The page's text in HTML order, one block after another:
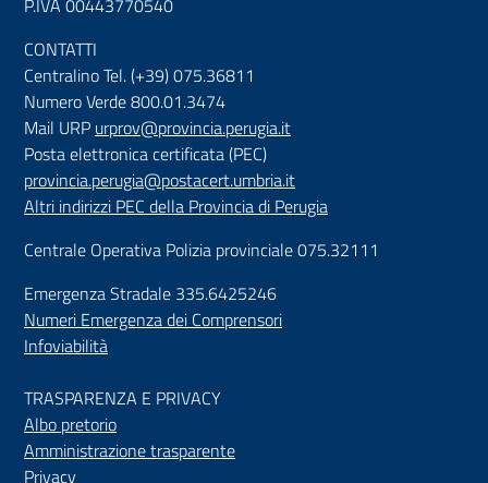
P.IVA 00443770540
CONTATTI
Centralino Tel. (+39) 075.36811
Numero Verde 800.01.3474
Mail URP urprov@provincia.perugia.it
Posta elettronica certificata (PEC)
provincia.perugia@postacert.umbria.it
Altri indirizzi PEC della Provincia di Perugia
Centrale Operativa Polizia provinciale 075.32111
Emergenza Stradale 335.6425246
Numeri Emergenza dei Comprensori
Infoviabilità
TRASPARENZA E PRIVACY
Albo pretorio
Amministrazione trasparente
Privacy